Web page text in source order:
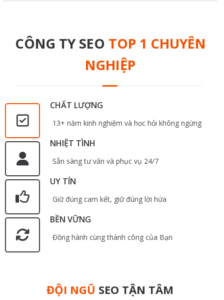
CÔNG TY SEO TOP 1 CHUYÊN
NGHIỆP
CHẤT LƯỢNG
13+ năm kinh nghiệm và học hỏi không ngừng
NHIỆT TÌNH
Sẵn sàng tư vấn và phục vụ 24/7
UY TÍN
Giữ đúng cam kết, giữ đúng lời hứa
BỀN VỮNG
Đồng hành cùng thành công của Bạn
ĐỘI NGŨ SEO TẬN TÂM